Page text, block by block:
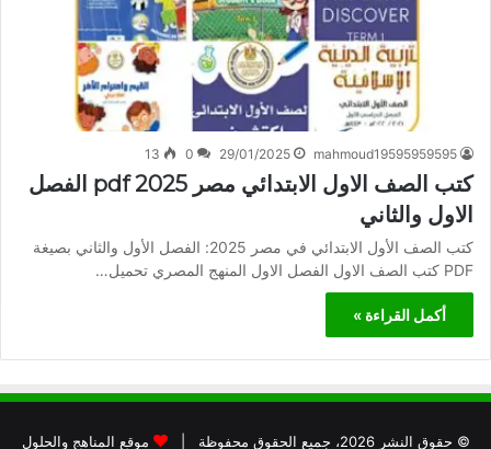
mahmoud19595959595
29/01/2025
0
13
كتب الصف الاول الابتدائي مصر 2025 pdf الفصل
الاول والثاني
كتب الصف الأول الابتدائي في مصر 2025: الفصل الأول والثاني بصيغة
PDF كتب الصف الاول الفصل الاول المنهج المصري تحميل…
أكمل القراءة »
© حقوق النشر 2026، جميع الحقوق محفوظة | موقع المناهج والحلول